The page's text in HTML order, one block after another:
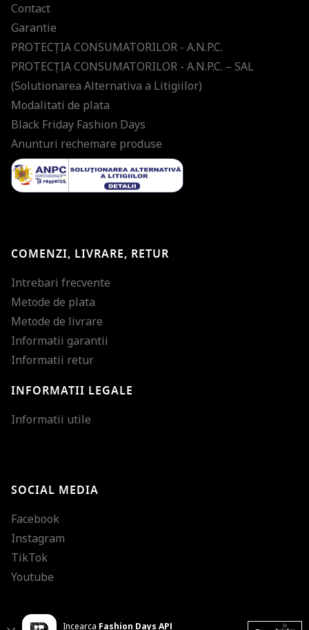
Contact
Garantie
PROTECŢIA CONSUMATORILOR - A.N.P.C.
PROTECŢIA CONSUMATORILOR - A.N.P.C. – SAL
(Solutionarea Alternativa a Litigiilor)
Modalitati de plata
Black Friday Fashion Days
Anunturi rechemare produse
COMENZI, LIVRARE, RETUR
Intrebari frecvente
Metode de plata
Metode de livrare
Informatii garantii
Informatii retur
INFORMATII LEGALE
Informatii utile
SOCIAL MEDIA
Facebook
Instagram
TikTok
Youtube
Incearca Fashion Days APP Cursor mare